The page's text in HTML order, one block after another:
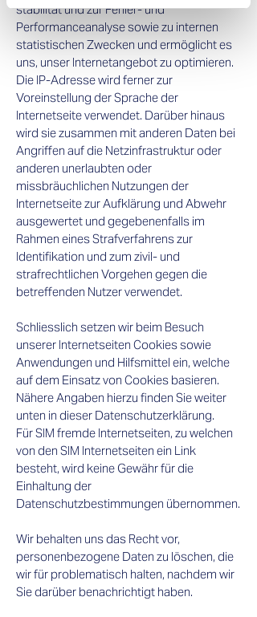
stabilität und zur Fehler- und
Performanceanalyse sowie zu internen
statistischen Zwecken und ermöglicht es
uns, unser Internetangebot zu optimieren.
Die IP-Adresse wird ferner zur
Voreinstellung der Sprache der
Internetseite verwendet. Darüber hinaus
wird sie zusammen mit anderen Daten bei
Angriffen auf die Netzinfrastruktur oder
anderen unerlaubten oder
missbräuchlichen Nutzungen der
Internetseite zur Aufklärung und Abwehr
ausgewertet und gegebenenfalls im
Rahmen eines Strafverfahrens zur
Identifikation und zum zivil- und
strafrechtlichen Vorgehen gegen die
betreffenden Nutzer verwendet.
Schliesslich setzen wir beim Besuch
unserer Internetseiten Cookies sowie
Anwendungen und Hilfsmittel ein, welche
auf dem Einsatz von Cookies basieren.
Nähere Angaben hierzu finden Sie weiter
unten in dieser Datenschutzerklärung.
Für SIM fremde Internetseiten, zu welchen
von den SIM Internetseiten ein Link
besteht, wird keine Gewähr für die
Einhaltung der
Datenschutzbestimmungen übernommen.
Wir behalten uns das Recht vor,
personenbezogene Daten zu löschen, die
wir für problematisch halten, nachdem wir
Sie darüber benachrichtigt haben.